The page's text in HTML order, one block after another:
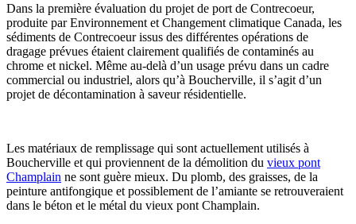
Dans la première évaluation du projet de port de Contrecoeur,
produite par Environnement et Changement climatique Canada, les
sédiments de Contrecoeur issus des différentes opérations de
dragage prévues étaient clairement qualifiés de contaminés au
chrome et nickel. Même au-delà d’un usage prévu dans un cadre
commercial ou industriel, alors qu’à Boucherville, il s’agit d’un
projet de décontamination à saveur résidentielle.
Les matériaux de remplissage qui sont actuellement utilisés à
Boucherville et qui proviennent de la démolition du vieux pont
Champlain ne sont guère mieux. Du plomb, des graisses, de la
peinture antifongique et possiblement de l’amiante se retrouveraient
dans le béton et le métal du vieux pont Champlain.